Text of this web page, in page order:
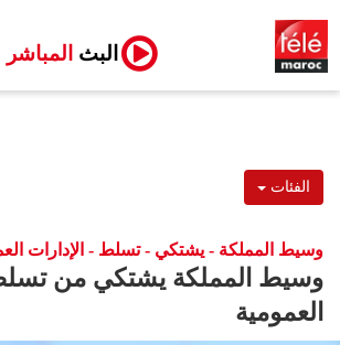
البث المباشر
الفئات
وسيط المملكة - يشتكي - تسلط - الإدارات
وسيط المملكة يشتكي من تسلط
العمومية